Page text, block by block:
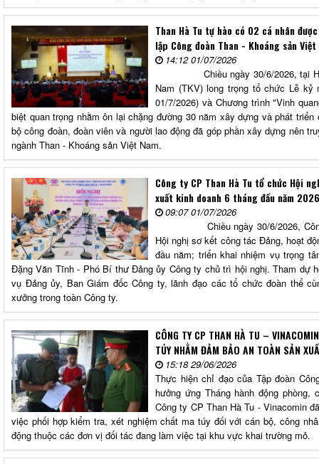
Than Hà Tu tự hào có 02 cá nhân
lập Công đoàn Than - Khoáng sản Việt
14:12 01/07/2026
Chiều ngày 30/6/2026, tại Hà
Nam (TKV) long trọng tổ chức Lễ kỷ
01/7/2026) và Chương trình "Vinh
biệt quan trọng nhằm ôn lại chặng đường 30 năm xây dựng và phát
bộ công đoàn, đoàn viên và người lao động đã góp phần xây dựng nên
ngành Than - Khoáng sản Việt Nam.
Công ty CP Than Hà Tu tổ chức Hội
xuất kinh doanh 6 tháng đầu năm 2026
09:07 01/07/2026
Chiều ngày 30/6/2026, Công
Hội nghị sơ kết công tác Đảng, hoạt
đầu năm; triển khai nhiệm vụ trọng
Đặng Văn Tĩnh - Phó Bí thư Đảng ủy Công ty chủ trì hội nghị. Tham dự
vụ Đảng ủy, Ban Giám đốc Công ty, lãnh đạo các tổ chức đoàn thể
xưởng trong toàn Công ty.
CÔNG TY CP THAN HÀ TU –
TÚY NHẰM ĐẢM BẢO AN TOÀN SẢN
15:18 29/06/2026
Thực hiện chỉ đạo của Tập đoàn
hưởng ứng Tháng hành động phòng,
Công ty CP Than Hà Tu - Vinacomin
việc phối hợp kiểm tra, xét nghiệm chất ma túy đối với cán bộ, công
động thuộc các đơn vị đối tác đang làm việc tại khu vực khai trường mỏ.